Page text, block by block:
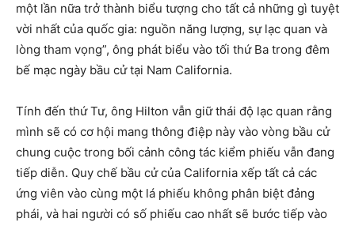
một lần nữa trở thành biểu tượng cho tất cả những gì tuyệt
vời nhất của quốc gia: nguồn năng lượng, sự lạc quan và
lòng tham vọng”, ông phát biểu vào tối thứ Ba trong đêm
bế mạc ngày bầu cử tại Nam California.
Tính đến thứ Tư, ông Hilton vẫn giữ thái độ lạc quan rằng
mình sẽ có cơ hội mang thông điệp này vào vòng bầu cử
chung cuộc trong bối cảnh công tác kiểm phiếu vẫn đang
tiếp diễn. Quy chế bầu cử của California xếp tất cả các
ứng viên vào cùng một lá phiếu không phân biệt đảng
phái, và hai người có số phiếu cao nhất sẽ bước tiếp vào